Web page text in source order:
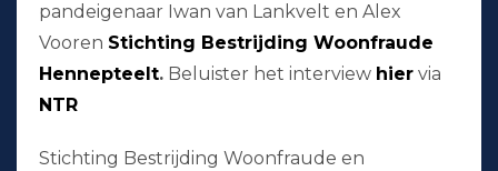
pandeigenaar Iwan van Lankvelt en Alex
Vooren Stichting Bestrijding Woonfraude
Hennepteelt. Beluister het interview hier via
NTR
Stichting Bestrijding Woonfraude en